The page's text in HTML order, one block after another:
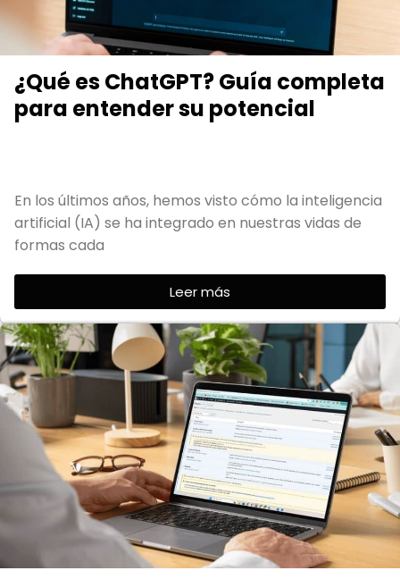
¿Qué es ChatGPT? Guía completa
para entender su potencial
En los últimos años, hemos visto cómo la inteligencia
artificial (IA) se ha integrado en nuestras vidas de
formas cada
Leer más